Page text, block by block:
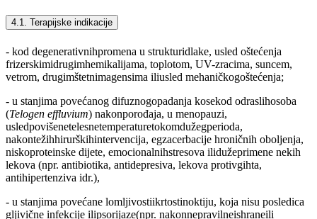
4.1. Terapijske indikacije
- kod degenerativnihpromena u strukturidlake, usled oštećenja
frizerskimidrugimhemikalijama, toplotom, UV-zracima, suncem,
vetrom, drugimštetnimagensima iliusled mehaničkogoštećenja;
- u stanjima povećanog difuznogopadanja kosekod odraslihosoba
(Telogen effluvium) nakonporođaja, u menopauzi,
usledpovišenetelesnetemperaturetokomdužegperioda,
nakontežihhirurškihintervencija, egzacerbacije hroničnih oboljenja,
niskoproteinske dijete, emocionalnihstresova ilidužeprimene nekih
lekova (npr. antibiotika, antidepresiva, lekova protivgihta,
antihipertenziva idr.),
- u stanjima povećane lomljivostiikrtostinoktiju, koja nisu posledica
gljivične infekcije ilipsorijaze(npr. nakonnepravilneishraneili